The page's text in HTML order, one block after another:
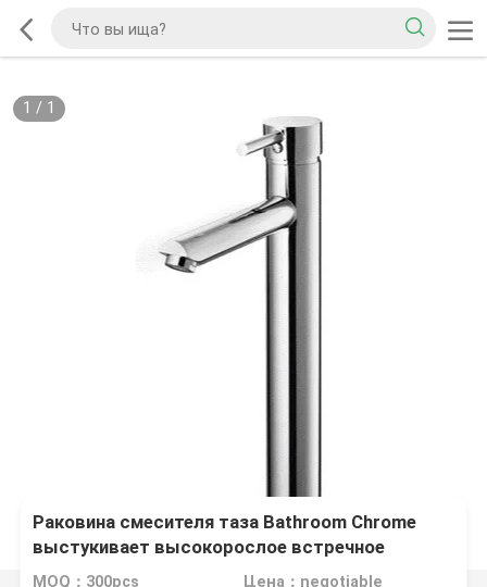
1 / 1
Раковина смесителя таза Bathroom Chrome
выстукивает высокорослое встречное
верхнее однорычажное одиночное отверстие
MOQ：300pcs Цена：negotiable